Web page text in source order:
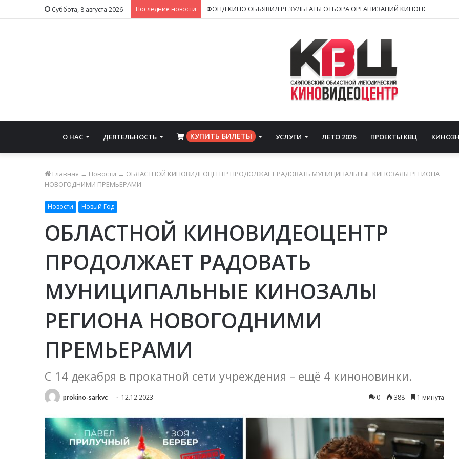
Суббота, 8 августа 2026 Последние новости
О НАС ДЕЯТЕЛЬНОСТЬ ⠀КУПИТЬ БИЛЕТЫ УСЛУГИ ЛЕТО 2026 ПРОЕКТЫ КВЦ
Главная → Новости → ОБЛАСТНОЙ КИНОВИДЕОЦЕНТР ПРОДОЛЖАЕТ РАДОВАТЬ МУНИЦИПАЛЬНЫЕ КИНОЗАЛЫ РЕГИОНА
НОВОГОДНИМИ ПРЕМЬЕРАМИ
Новости Новый Год
ОБЛАСТНОЙ КИНОВИДЕОЦЕНТР
ПРОДОЛЖАЕТ РАДОВАТЬ
МУНИЦИПАЛЬНЫЕ КИНОЗАЛЫ
РЕГИОНА НОВОГОДНИМИ
ПРЕМЬЕРАМИ
С 14 декабря в прокатной сети учреждения – ещё 4 киноновинки.
prokino-sarkvc 12.12.2023 0 388 1 минута